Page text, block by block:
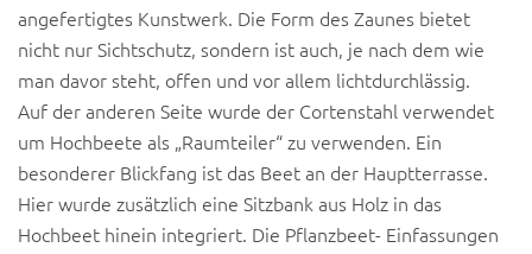
angefertigtes Kunstwerk. Die Form des Zaunes bietet
nicht nur Sichtschutz, sondern ist auch, je nach dem wie
man davor steht, offen und vor allem lichtdurchlässig.
Auf der anderen Seite wurde der Cortenstahl verwendet
um Hochbeete als „Raumteiler“ zu verwenden. Ein
besonderer Blickfang ist das Beet an der Hauptterrasse.
Hier wurde zusätzlich eine Sitzbank aus Holz in das
Hochbeet hinein integriert. Die Pflanzbeet- Einfassungen